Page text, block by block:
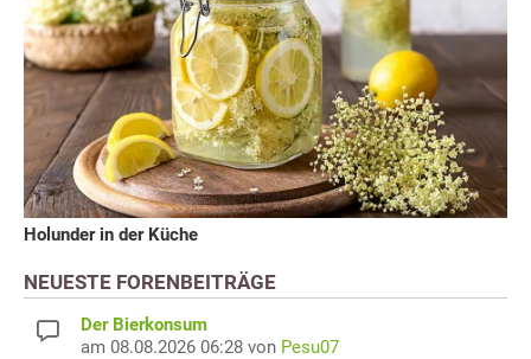
Holunder in der Küche
NEUESTE FORENBEITRÄGE
Der Bierkonsum
am 08.08.2026 06:28 von Pesu07